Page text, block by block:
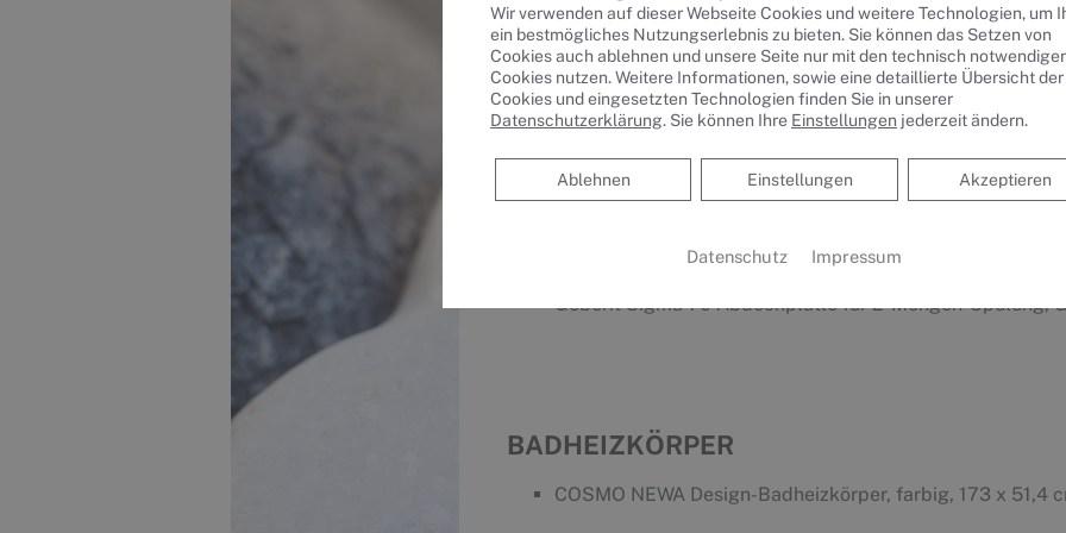
WC-ANLAGE
VIGOUR vogue Wand-Tiefspül-WC ohne Spülrand,
PflegePLUS -Beschichtung und WC-Sitz mit Edelstahl-
Geberit Duofix Wand-WC-Montageelement, 112 cm
Geberit Sigma 70 Abdeckplatte für 2-Mengen-Spülung,
BADHEIZKÖRPER
COSMO NEWA Design-Badheizkörper, farbig, 173 x 51,4
Wir verwenden auf dieser Webseite Cookies und weitere Technologien, um
ein bestmögliches Nutzungserlebnis zu bieten. Sie können das Setzen von
Cookies auch ablehnen und unsere Seite nur mit den technisch
Cookies nutzen. Weitere Informationen, sowie eine detaillierte Übersicht der
Cookies und eingesetzten Technologien finden Sie in unserer
Datenschutzerklärung. Sie können Ihre Einstellungen jederzeit ändern.
Akzeptieren
Einstellungen
Ablehnen
Ablehnen
Datenschutz Impressum